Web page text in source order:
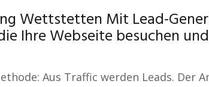
Wettstetten Mit Lead-
Ihre Webseite besuchen
Aus Traffic werden Leads. Der